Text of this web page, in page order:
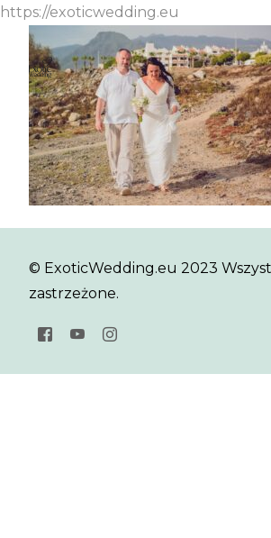
https://exoticwedding.eu
© ExoticWedding.eu 2023
zastrzeżone.